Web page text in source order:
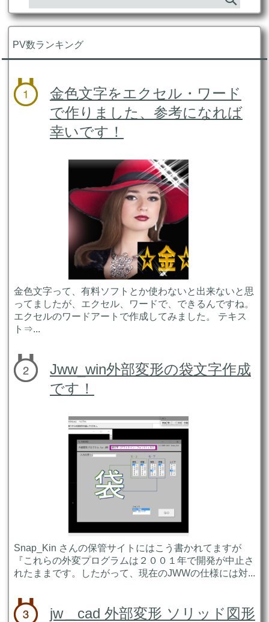
PV数ランキング
金色文字をエクセル・ワード
で作りました、参考になれば
幸いです！
金色文字って、有料ソフトとか使わないと出来ないと思
ってましたが、エクセル、ワードで、できるんですね。
エクセルのワードアートで作成してみました。 テキス
ト⇒...
Jww_win外部変形の袋文字作成
です！
Snap_Kin さんの保管サイトにはこう書かれてますが
『これらの外変プログラムは２００１年で開発が中止さ
れたままです。したがって、現在のJWWの仕様には対...
jw＿cad 外部変形 ソリッド図形